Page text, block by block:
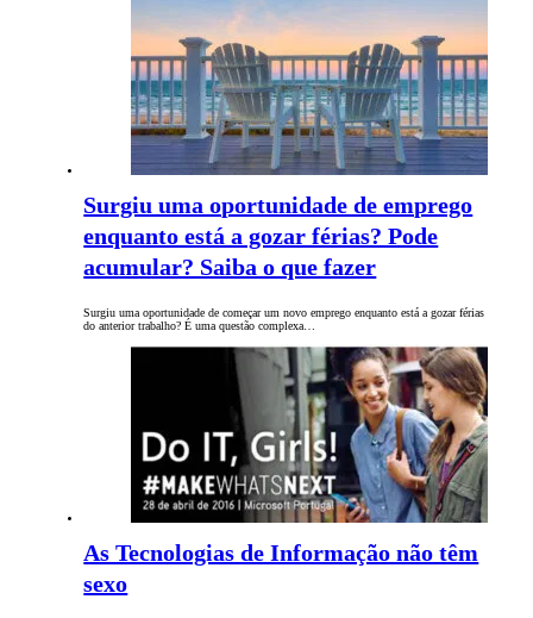
Surgiu uma oportunidade de emprego
enquanto está a gozar férias? Pode
acumular? Saiba o que fazer
Surgiu uma oportunidade de começar um novo emprego enquanto está a gozar férias
do anterior trabalho? É uma questão complexa…
As Tecnologias de Informação não têm
sexo